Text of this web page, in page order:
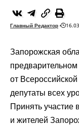
Главный Редактор
Запорожская
от
депутаты всех
Принять участие
и жителей